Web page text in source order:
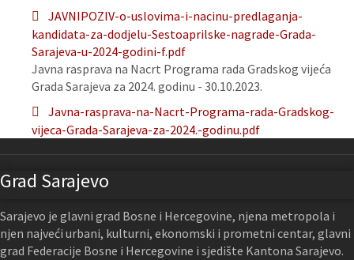
JAVNIPOZIV-o-uslovima-i-nacinu-predlaganja-
kandidata-za-dodjelu-Sestoaprilske-nagrade-Grada-
Sarajeva-u-2024-godini-f.pdf
Javna rasprava na Nacrt Programa rada Gradskog vijeća
Grada Sarajeva za 2024. godinu - 30.10.2023.
Javna-rasprava-na-Nacrt-Programa-rada-Gradskog-
vijeca-Grada-Sarajeva-za-2024.-godinu.pdf
Grad Sarajevo
Sarajevo je glavni grad Bosne i Hercegovine, njena metropola i
njen najveći urbani, kulturni, ekonomski i prometni centar, glavni
grad Federacije Bosne i Hercegovine i sjedište Kantona Sarajevo.